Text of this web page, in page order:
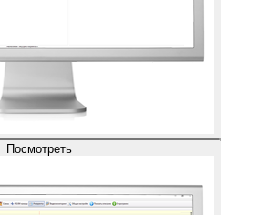
Посмотреть